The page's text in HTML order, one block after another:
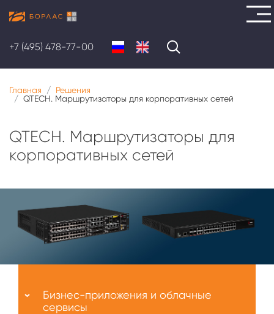
основному
содержанию
+7 (495) 478-77-00
Главная
Решения
QTECH. Маршрутизаторы для корпоративных сетей
QTECH. Маршрутизаторы для
корпоративных сетей
нас
Бизнес-приложения и облачные
сервисы